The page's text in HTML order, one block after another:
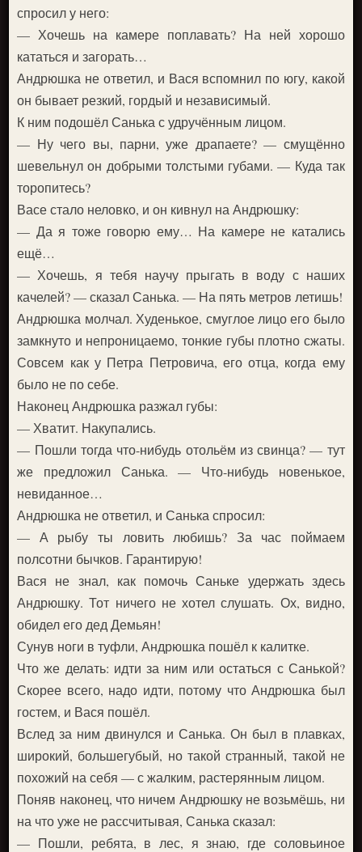
спросил у него:
— Хочешь на камере поплавать? На ней хорошо
кататься и загорать…
Андрюшка не ответил, и Вася вспомнил по югу, какой
он бывает резкий, гордый и независимый.
К ним подошёл Санька с удручённым лицом.
— Ну чего вы, парни, уже драпаете? — смущённо
шевельнул он добрыми толстыми губами. — Куда так
торопитесь?
Васе стало неловко, и он кивнул на Андрюшку:
— Да я тоже говорю ему… На камере не катались
ещё…
— Хочешь, я тебя научу прыгать в воду с наших
качелей? — сказал Санька. — На пять метров летишь!
Андрюшка молчал. Худенькое, смуглое лицо его было
замкнуто и непроницаемо, тонкие губы плотно сжаты.
Совсем как у Петра Петровича, его отца, когда ему
было не по себе.
Наконец Андрюшка разжал губы:
— Хватит. Накупались.
— Пошли тогда что-нибудь отольём из свинца? — тут
же предложил Санька. — Что-нибудь новенькое,
невиданное…
Андрюшка не ответил, и Санька спросил:
— А рыбу ты ловить любишь? За час поймаем
полсотни бычков. Гарантирую!
Вася не знал, как помочь Саньке удержать здесь
Андрюшку. Тот ничего не хотел слушать. Ох, видно,
обидел его дед Демьян!
Сунув ноги в туфли, Андрюшка пошёл к калитке.
Что же делать: идти за ним или остаться с Санькой?
Скорее всего, надо идти, потому что Андрюшка был
гостем, и Вася пошёл.
Вслед за ним двинулся и Санька. Он был в плавках,
широкий, большегубый, но такой странный, такой не
похожий на себя — с жалким, растерянным лицом.
Поняв наконец, что ничем Андрюшку не возьмёшь, ни
на что уже не рассчитывая, Санька сказал:
— Пошли, ребята, в лес, я знаю, где соловьиное